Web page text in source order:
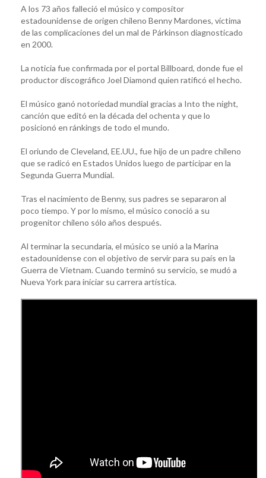
A los 73 años falleció el músico y compositor
estadounidense de origen chileno Benny Mardones, víctima
de las complicaciones del un mal de Párkinson diagnosticado
en 2000.
La noticia fue confirmada por el portal Billboard, donde fue el
productor discográfico Joel Diamond quien ratificó el hecho.
El músico ganó notoriedad mundial gracias a Into the night,
canción que editó en la década del ochenta y que lo
posicionó en ránkings de todo el mundo.
El oriundo de Cleveland, EE.UU., fue hijo de un padre chileno
que se radicó en Estados Unidos luego de participar en la
Segunda Guerra Mundial.
Tras el nacimiento de Benny, sus padres se separaron al
poco tiempo. Y por lo mismo, el músico conoció a su
progenitor chileno sólo años después.
Al terminar la secundaria, el músico se unió a la Marina
estadounidense con el objetivo de servir para su país en la
Guerra de Vietnam. Cuando terminó su servicio, se mudó a
Nueva York para iniciar su carrera artística.